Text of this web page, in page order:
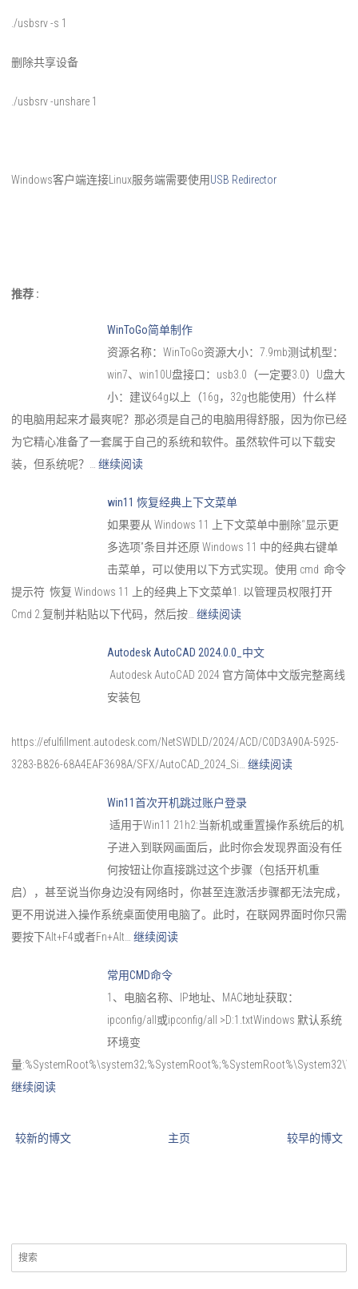
./usbsrv -s 1
删除共享设备
./usbsrv -unshare 1
Windows客户端连接Linux服务端需要使用USB Redirector
推荐 :
WinToGo简单制作
资源名称：WinToGo资源大小：7.9mb测试机型：
win7、win10U盘接口：usb3.0（一定要3.0）U盘大
小：建议64g以上（16g，32g也能使用）什么样
的电脑用起来才最爽呢？那必须是自己的电脑用得舒服，因为你已经
为它精心准备了一套属于自己的系统和软件。虽然软件可以下载安
装，但系统呢？… 继续阅读
win11 恢复经典上下文菜单
如果要从 Windows 11 上下文菜单中删除“显示更
多选项”条目并还原 Windows 11 中的经典右键单
击菜单，可以使用以下方式实现。使用 cmd 命令
提示符 恢复 Windows 11 上的经典上下文菜单1. 以管理员权限打开
Cmd 2.复制并粘贴以下代码，然后按… 继续阅读
Autodesk AutoCAD 2024.0.0_中文
Autodesk AutoCAD 2024 官方简体中文版完整离线
安装包
https://efulfillment.autodesk.com/NetSWDLD/2024/ACD/C0D3A90A-5925-
3283-B826-68A4EAF3698A/SFX/AutoCAD_2024_Si… 继续阅读
Win11首次开机跳过账户登录
适用于Win11 21h2:当新机或重置操作系统后的机
子进入到联网画面后，此时你会发现界面没有任
何按钮让你直接跳过这个步骤（包括开机重
启），甚至说当你身边没有网络时，你甚至连激活步骤都无法完成，
更不用说进入操作系统桌面使用电脑了。此时，在联网界面时你只需
要按下Alt+F4或者Fn+Alt… 继续阅读
常用CMD命令
1、电脑名称、IP地址、MAC地址获取：
ipconfig/all或ipconfig/all >D:1.txtWindows 默认系统
环境变
量
继续阅读
较新的博文 较早的博文
主页
搜
索：